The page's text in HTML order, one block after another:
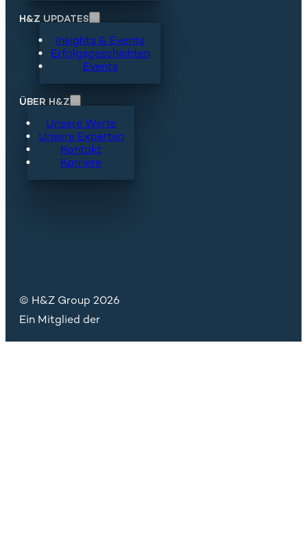
H&Z UPDATES
Insights & Events
Erfolgsgeschichten
Events
ÜBER H&Z
Unsere Werte
Unsere Experten
Kontakt
Karriere
© H&Z Group 2026
Ein Mitglied der